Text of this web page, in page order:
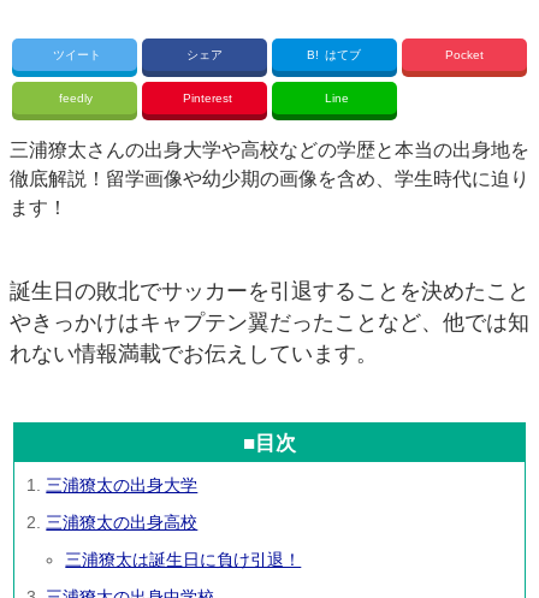
ツイート シェア B! はてブ Pocket
feedly Pinterest Line
三浦獠太さんの出身大学や高校などの学歴と本当の出身地を
徹底解説！留学画像や幼少期の画像を含め、学生時代に迫り
ます！
誕生日の敗北でサッカーを引退することを決めたこと
やきっかけはキャプテン翼だったことなど、他では知
れない情報満載でお伝えしています。
■目次
三浦獠太の出身大学
三浦獠太の出身高校
三浦獠太は誕生日に負け引退！